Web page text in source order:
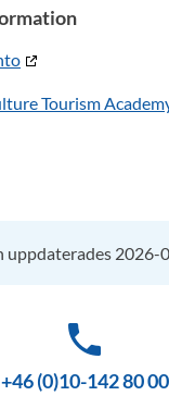
Tourism
uppdaterades 2026-
phone
+46 (0)10-142 80 00